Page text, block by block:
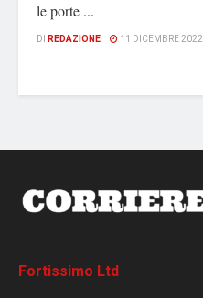
le porte ...
DI REDAZIONE 11 DICEMBRE 2022
Fortissimo Ltd